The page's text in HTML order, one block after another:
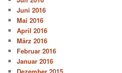
Juni 2016
Mai 2016
April 2016
März 2016
Februar 2016
Januar 2016